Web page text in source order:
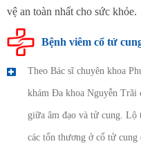
vệ an toàn nhất cho sức khỏe.
Bệnh viêm cổ tử
Theo Bác sĩ chuyên khoa
khám Đa khoa Nguyễn Trãi
giữa âm đạo và tử cung.
các tổn thương ở cổ tử cung